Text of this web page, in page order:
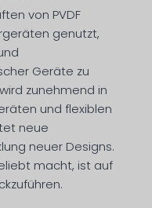
von PVDF
genutzt,
Geräte zu
zunehmend in
und flexiblen
neue
neuer Designs.
macht, ist auf